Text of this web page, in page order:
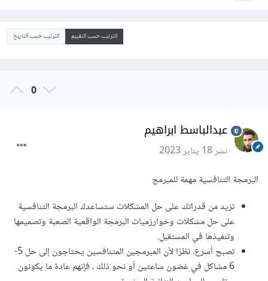
الترتيب حسب التقييم الترتيب حسب التاريخ
0
عبدالباسط ابراهيم
نشر18 يناير 2023
البرمجة التنافسية مهمة للمبرمج
تزيد من قدراتك على حل المشكلات ستساعدك البرمجة التنافسية
على حل مشكلات وخوارزميات البرمجة الواقعية الصعبة وتصميمها
وتنفيذها في المستقبل.
تصبح أسرع. نظرًا لأن المبرمجين المتنافسين يحتاجون إلى حل 5-
6 مشاكل في غضون ساعتين أو نحو ذلك ، فإنهم عادة ما يكونون